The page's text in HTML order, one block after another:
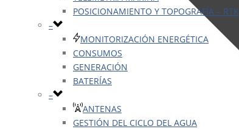
POSICIONAMIENTO Y TOPOGRAFÍA – RTK
–
MONITORIZACIÓN ENERGÉTICA
CONSUMOS
GENERACIÓN
BATERÍAS
–
ANTENAS
GESTIÓN DEL CICLO DEL AGUA